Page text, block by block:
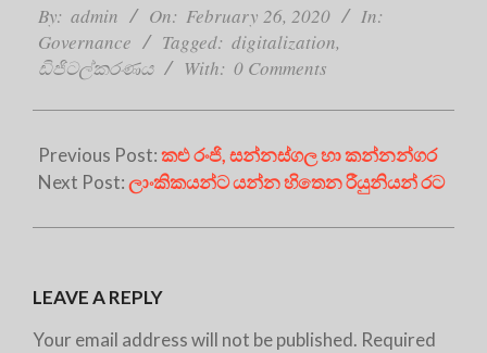
02-
26
By: admin On: February 26, 2020
In:
Governance
Tagged: digitalization,
ඩිජිටල්කරණය
With: 0 Comments
Previous Post:කළු රංජි, සන්නස්ගල හා කන්නන්ගර
Next Post:ලාංකිකයන්ට යන්න හිතෙන රීයුනියන් රට
LEAVE A REPLY
Your email address will not be published. Required